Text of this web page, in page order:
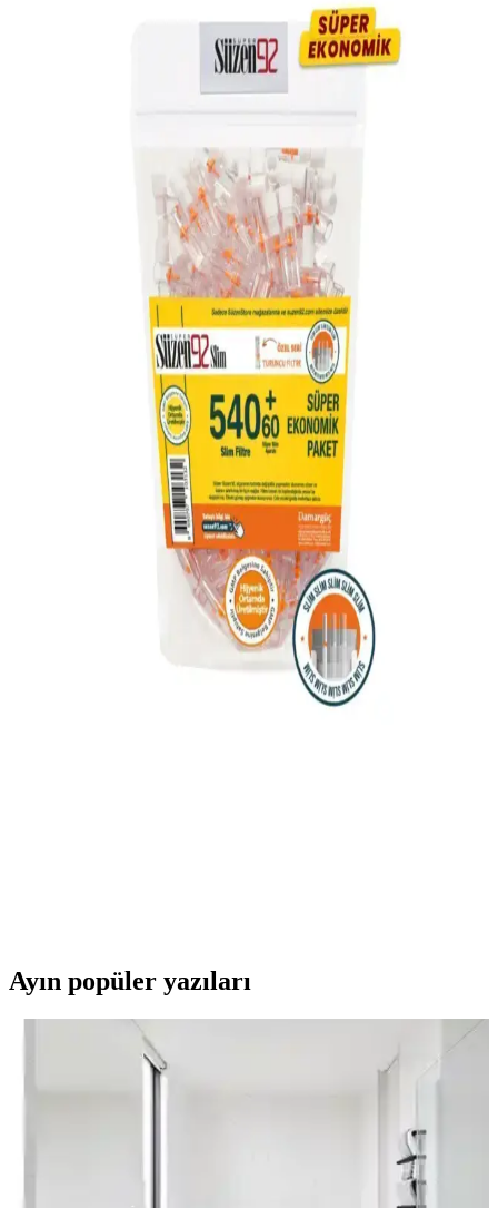
araç içi hijyen ve düzen sağlar, kullanımı kolay ve güvenli bir
Sedat Aksesuar Siyah Koku Hapseden Yanmaz
Plastik Sigara Küllüğü Güvenli Kullanım
küllüğü, estetik ve güvenli sigara içimi sağlar, koku hapseder,
dayanıklıdır ve şık tasarımıyla öne çıkar.
Genel Markalar Izgara Tipi Kapaklı Küllük:
Modern ve Pratik Dış Mekan Sigara Küllüğü
Genel Markalar'ın kapaklı küllüğü, hafif ve dayanıklı yapısıyla
sigara içenlere pratik ve şık bir kullanım sağlar, kül ve duman
kontrolü için uygun, taşınabilir ve estetik bir çözüm sunar.
Genel Markalar Kokusuz Sert Plastik Oto Küllük
İnceleme ve Kullanıcı Yorumları
Kokusuz sert plastik oto küllük, şık tasarımı ve kullanışlı
özellikleriyle araç içi düzeni sağlar. Dayanıklı malzeme ve kompakt
boyutuyla sigara izmaritlerini güvenle tutar, koku yapmaz.
Çiçek Sepeti Baskılı Seramik Kokusuz Küllük:
Estetik ve Pratik Tasarım Özellikleri
Beyaz seramikten üretilen, baskılı ve hijyenik kullanım sağlayan bu
küllük, dayanıklı ve estetik tasarımıyla ev ve ofislerde tercih edilir.
KaktüsKedi 3 Adet Kokusuz Küllük Seti: Dayanıklı
Ayın popüler yazıları